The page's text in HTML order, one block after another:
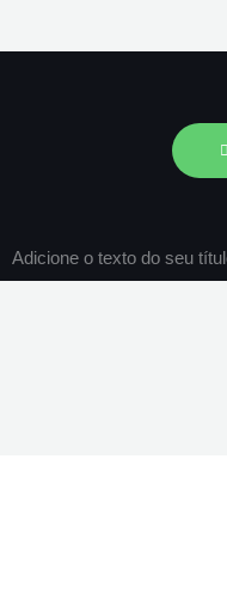
Adicione o texto do seu